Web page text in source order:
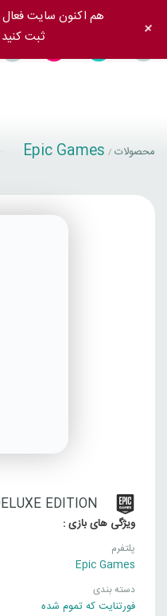
محصولات /
Epic Games
ویژگی های بازی :
پلتفرم
Epic Games
دسته بندی
فورتنایت که تموم شده
هم اکنون سایت فعال
ثبت کنید
+